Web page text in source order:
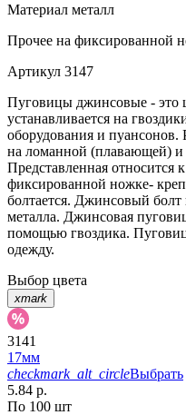
Материал металл
Прочее на фиксированной
Артикул 3147
Пуговицы джинсовые - это
устанавливается на
оборудования и
на ломанной (плавающей)
Представленная относится
фиксированной ножке-
болтается. Джинсовый
металла. Джинсовая
помощью гвоздика.
одежду.
Выбор цвета
xmark
3141
17мм
checkmark_alt_circleВыбрать
5.84 р.
По 100 шт